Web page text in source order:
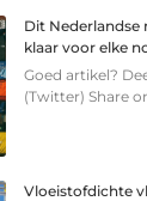
Dit Nederlandse
klaar voor elke
Goed artikel?
(Twitter) Share
Vloeistofdichte